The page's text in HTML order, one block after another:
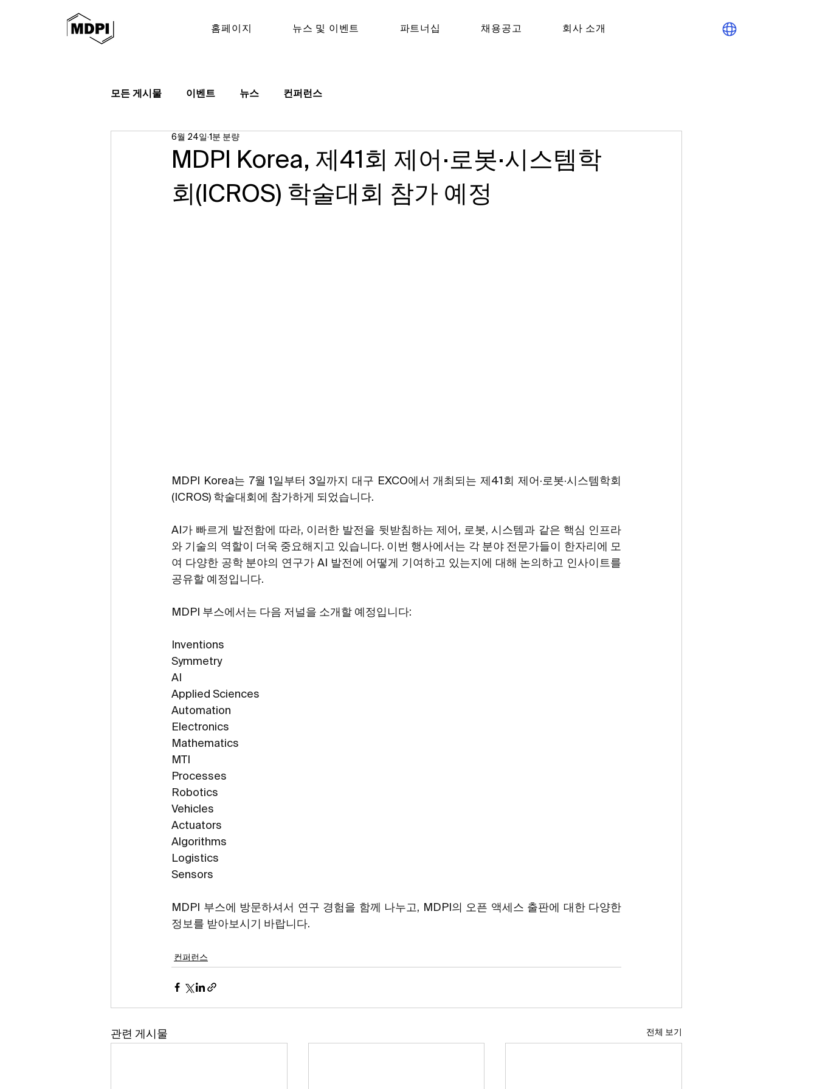
홈페이지 뉴스 및 이벤트 파트너십 채용공고​ 회사 소개
모든 게시물 이벤트 뉴스 컨퍼런스
MDPI Korea, 제41회 제어·로봇·시스템학
회(ICROS) 학술대회 참가 예정
6월 24일 1분 분량
MDPI Korea는 7월 1일부터 3일까지 대구 EXCO에서 개최되는 제41회 제어·로봇·시스템학회
(ICROS) 학술대회에 참가하게 되었습니다.
AI가 빠르게 발전함에 따라, 이러한 발전을 뒷받침하는 제어, 로봇, 시스템과 같은 핵심 인프라
와 기술의 역할이 더욱 중요해지고 있습니다. 이번 행사에서는 각 분야 전문가들이 한자리에 모
여 다양한 공학 분야의 연구가 AI 발전에 어떻게 기여하고 있는지에 대해 논의하고 인사이트를
공유할 예정입니다.
MDPI 부스에서는 다음 저널을 소개할 예정입니다:
Inventions
Symmetry
AI
Applied Sciences
Automation
Electronics
Mathematics
MTI
Processes
Robotics
Vehicles
Actuators
Algorithms
Logistics
Sensors
MDPI 부스에 방문하셔서 연구 경험을 함께 나누고, MDPI의 오픈 액세스 출판에 대한 다양한
정보를 받아보시기 바랍니다.
컨퍼런스
관련 게시물 전체 보기